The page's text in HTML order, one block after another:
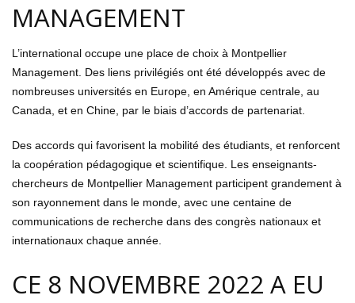
MANAGEMENT
L’international occupe une place de choix à Montpellier
Management. Des liens privilégiés ont été développés avec de
nombreuses universités en Europe, en Amérique centrale, au
Canada, et en Chine, par le biais d’accords de partenariat.
Des accords qui favorisent la mobilité des étudiants, et renforcent
la coopération pédagogique et scientifique. Les enseignants-
chercheurs de Montpellier Management participent grandement à
son rayonnement dans le monde, avec une centaine de
communications de recherche dans des congrès nationaux et
internationaux chaque année.
CE 8 NOVEMBRE 2022 A EU